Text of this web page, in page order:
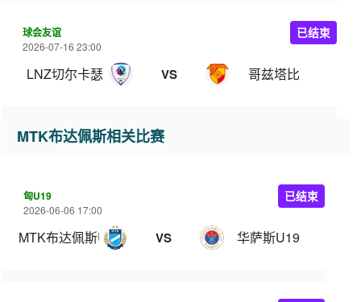
球会友谊
2026-07-16 23:00
LNZ切尔卡瑟 VS 哥兹塔比
已结束
MTK布达佩斯相关比赛
匈U19
2026-06-06 17:00
MTK布达佩斯U19 VS 华萨斯U19
已结束